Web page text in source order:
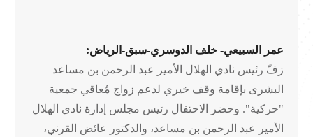
عمر السبيعي- خلف الدوسري-سبق-الرياض:
زفّ رئيس نادي الهلال الأمير عبد الرحمن بن مساعد
البشرى بإقامة وقف خيري لدعم زواج مُعاقي جمعية
"حركية". وحضر الاحتفال رئيس مجلس إدارة نادي الهلال
الأمير عبد الرحمن بن مساعد، والدكتور عائض القرني،